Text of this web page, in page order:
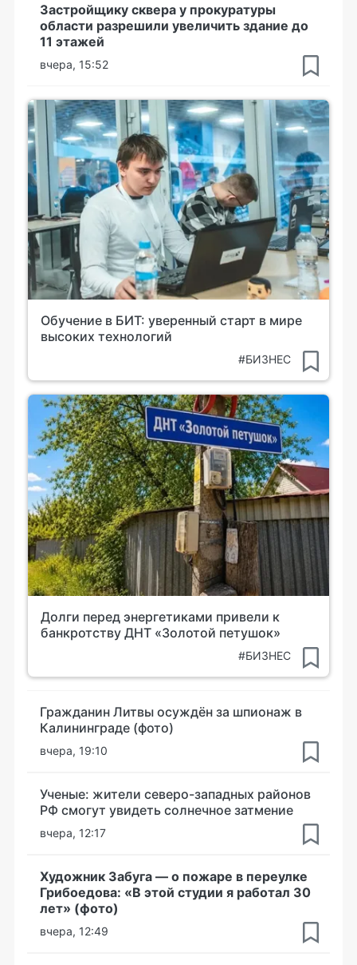
Застройщику сквера у прокуратуры
области разрешили увеличить здание до
11 этажей
вчера, 15:52
Обучение в БИТ: уверенный старт в мире
высоких технологий
#БИЗНЕС
Долги перед энергетиками привели к
банкротству ДНТ «Золотой петушок»
#БИЗНЕС
Гражданин Литвы осуждён за шпионаж в
Калининграде (фото)
вчера, 19:10
Ученые: жители северо-западных районов
РФ смогут увидеть солнечное затмение
вчера, 12:17
Художник Забуга — о пожаре в переулке
Грибоедова: «В этой студии я работал 30
лет» (фото)
вчера, 12:49